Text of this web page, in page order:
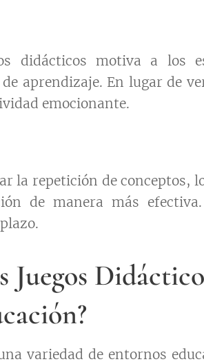
didácticos motiva a los
aprendizaje. En lugar de
emocionante.
la repetición de conceptos,
de manera más
Juegos
variedad de entornos